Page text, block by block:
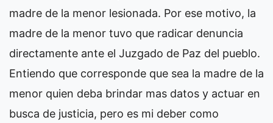
madre de la menor lesionada. Por ese motivo, la
madre de la menor tuvo que radicar denuncia
directamente ante el Juzgado de Paz del pueblo.
Entiendo que corresponde que sea la madre de la
menor quien deba brindar mas datos y actuar en
busca de justicia, pero es mi deber como